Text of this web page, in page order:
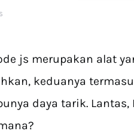
js merupakan alat
keduanya
daya tarik. Lantas,